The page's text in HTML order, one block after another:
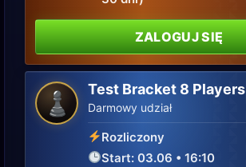
ZALOGUJ SIĘ
♟ Test Bracket 8 Players
Darmowy udział
Rozliczony
Start: 03.06 • 16:10